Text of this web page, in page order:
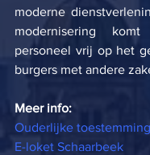
moderne
modernisering
personeel vrij op het
burgers met andere
Meer info:
Ouderlijke
E-loket Schaarbeek